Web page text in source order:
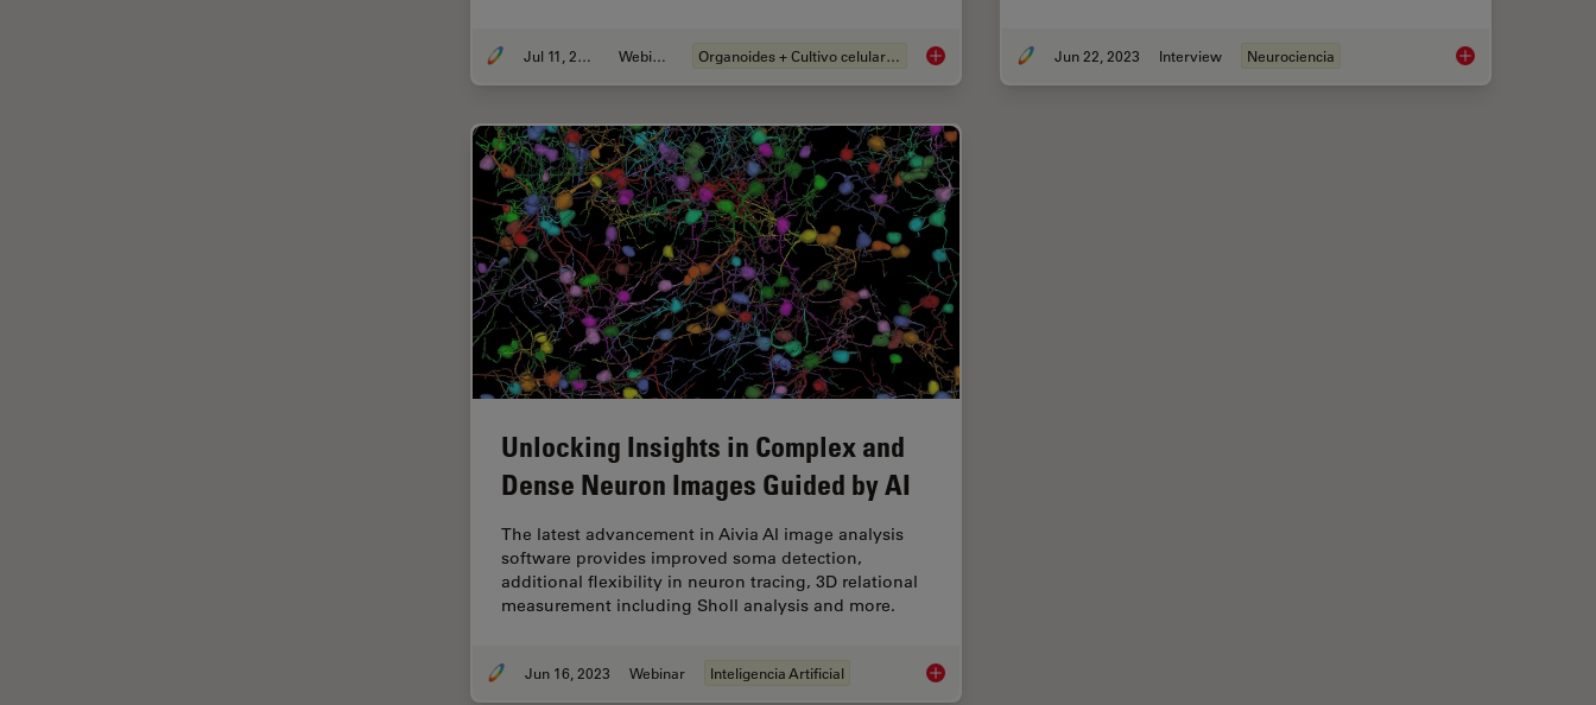
Jul 11, 2023 Webinar Organoides + Cultivo celular 3D Imaging Organoid Models to Investigate Brain Health
Jun 22, 2023 Interview Neurociencia How Microscopy
Unlocking Insights in Complex and
Dense Neuron Images Guided by AI
The latest advancement in Aivia AI image analysis
software provides improved soma detection,
additional flexibility in neuron tracing, 3D relational
measurement including Sholl analysis and more.
Jun 16, 2023 Webinar Inteligencia Artificial Unlocking Insights in Complex and Dense Neuron Images Guided by AI